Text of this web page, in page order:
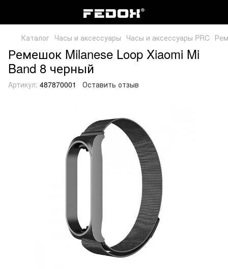
Каталог Часы и аксессуары Часы и аксессуары PRC
Ремешок Milanese Loop Xiaomi Mi
Band 8 черный
Артикул: 487870001 Оставить отзыв